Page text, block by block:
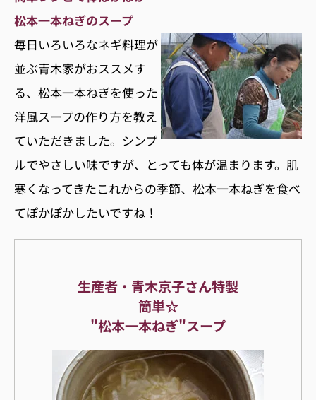
松本一本ねぎのスープ
毎日いろいろなネギ料理が
並ぶ青木家がおススメす
る、松本一本ねぎを使った
洋風スープの作り方を教え
ていただきました。シンプ
ルでやさしい味ですが、とっても体が温まります。肌
寒くなってきたこれからの季節、松本一本ねぎを食べ
てぽかぽかしたいですね！
生産者・青木京子さん特製
簡単☆
"松本一本ねぎ"スープ